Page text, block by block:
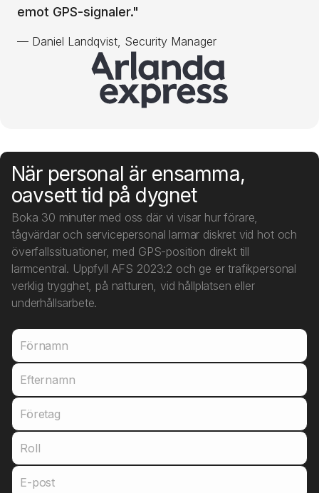
emot GPS-signaler."
— Daniel Landqvist, Security Manager
När personal är ensamma,
oavsett tid på dygnet
Boka 30 minuter med oss där vi visar hur förare,
tågvärdar och servicepersonal larmar diskret vid hot och
överfallssituationer, med GPS-position direkt till
larmcentral. Uppfyll AFS 2023:2 och ge er trafikpersonal
verklig trygghet, på natturen, vid hållplatsen eller
underhållsarbete.
Förnamn
Efternamn
Företag
Roll
E-post